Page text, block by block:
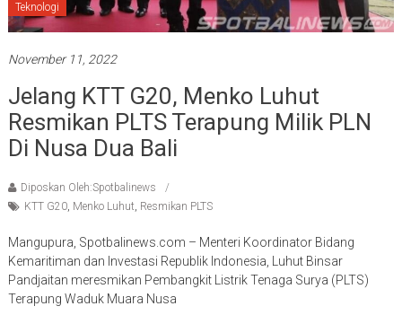
Teknologi
November 11, 2022
Jelang KTT G20, Menko Luhut
Resmikan PLTS Terapung Milik PLN
Di Nusa Dua Bali
Diposkan Oleh:Spotbalinews
KTT G20, Menko Luhut, Resmikan PLTS
Mangupura, Spotbalinews.com – Menteri Koordinator Bidang
Kemaritiman dan Investasi Republik Indonesia, Luhut Binsar
Pandjaitan meresmikan Pembangkit Listrik Tenaga Surya (PLTS)
Terapung Waduk Muara Nusa